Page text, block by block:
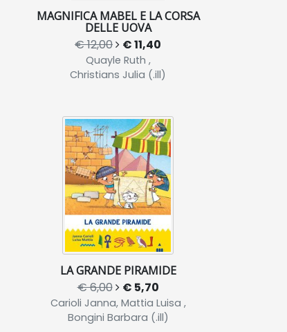
MAGNIFICA MABEL E LA CORSA
DELLE UOVA
€ 12,00 € 11,40
Quayle Ruth ,
Christians Julia (.ill)
LA GRANDE PIRAMIDE
€ 6,00 € 5,70
Carioli Janna, Mattia Luisa ,
Bongini Barbara (.ill)